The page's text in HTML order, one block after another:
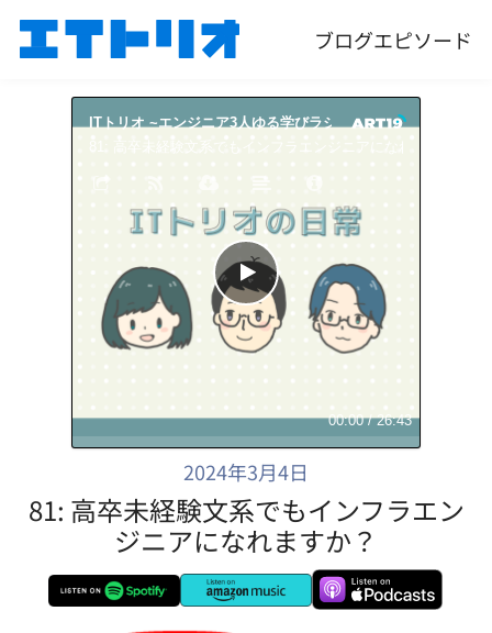
ブログエピソード
ITトリオ ~エンジニア3人ゆる学びラジオ~
ITトリオ ~
00:00/26:43
2024年3月4日
81: 高卒未経験文系でもインフラエン
ジニアになれますか？